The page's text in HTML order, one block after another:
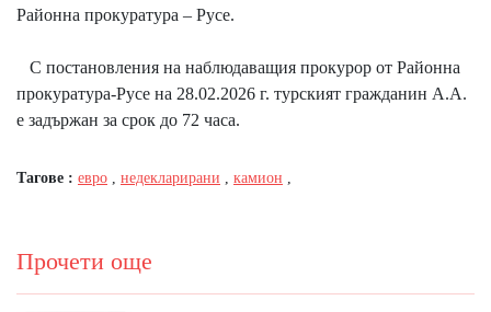
Районна прокуратура – Русе.
С постановления на наблюдаващия прокурор от Районна
прокуратура-Русе на 28.02.2026 г. турският гражданин А.А.
е задържан за срок до 72 часа.
Тагове : евро , недекларирани , камион ,
Прочети още